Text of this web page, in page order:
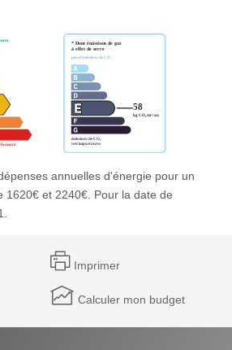
annuelles d'énergie pour un
1620€ et 2240€. Pour la date de
Imprimer
Calculer mon budget